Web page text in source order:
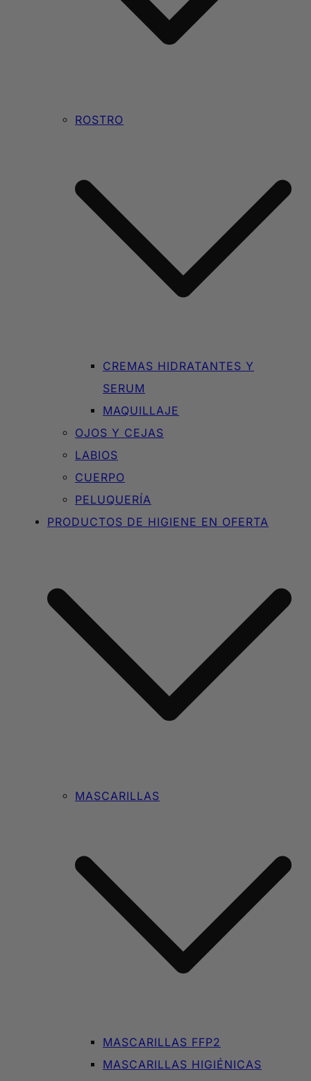
ROSTRO
CREMAS HIDRATANTES Y
SERUM
MAQUILLAJE
OJOS Y CEJAS
LABIOS
CUERPO
PELUQUERÍA
PRODUCTOS DE HIGIENE EN OFERTA
MASCARILLAS
MASCARILLAS FFP2
MASCARILLAS HIGIÉNICAS